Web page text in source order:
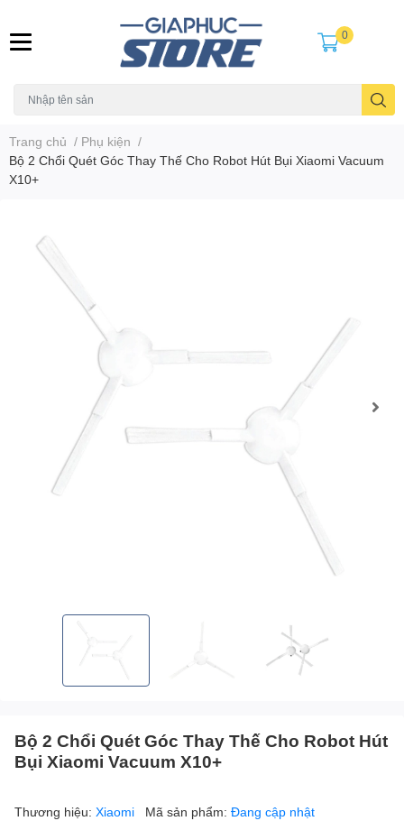
0
Trang chủ / Phụ kiện /
Bộ 2 Chổi Quét Góc Thay Thế Cho Robot Hút Bụi Xiaomi Vacuum
X10+
Bộ 2 Chổi Quét Góc Thay Thế Cho Robot Hút
Bụi Xiaomi Vacuum X10+
Thương hiệu: Xiaomi Mã sản phẩm: Đang cập nhật